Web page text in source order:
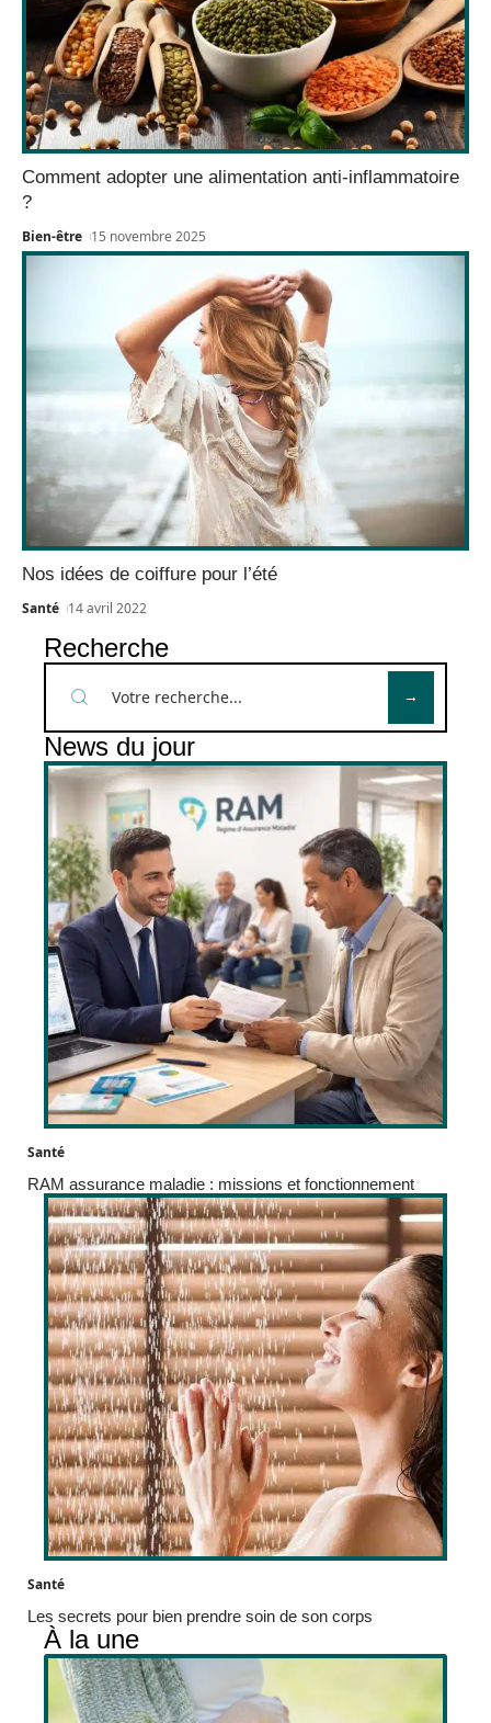
Comment adopter une alimentation anti-inflammatoire
?
Bien-être 15 novembre 2025
Nos idées de coiffure pour l’été
Santé 14 avril 2022
Recherche
News du jour
Santé
RAM assurance maladie : missions et fonctionnement
Santé
Les secrets pour bien prendre soin de son corps
À la une